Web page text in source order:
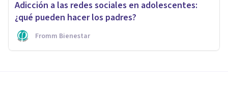
Adicción a las redes sociales en adolescentes:
¿qué pueden hacer los padres?
Fromm Bienestar